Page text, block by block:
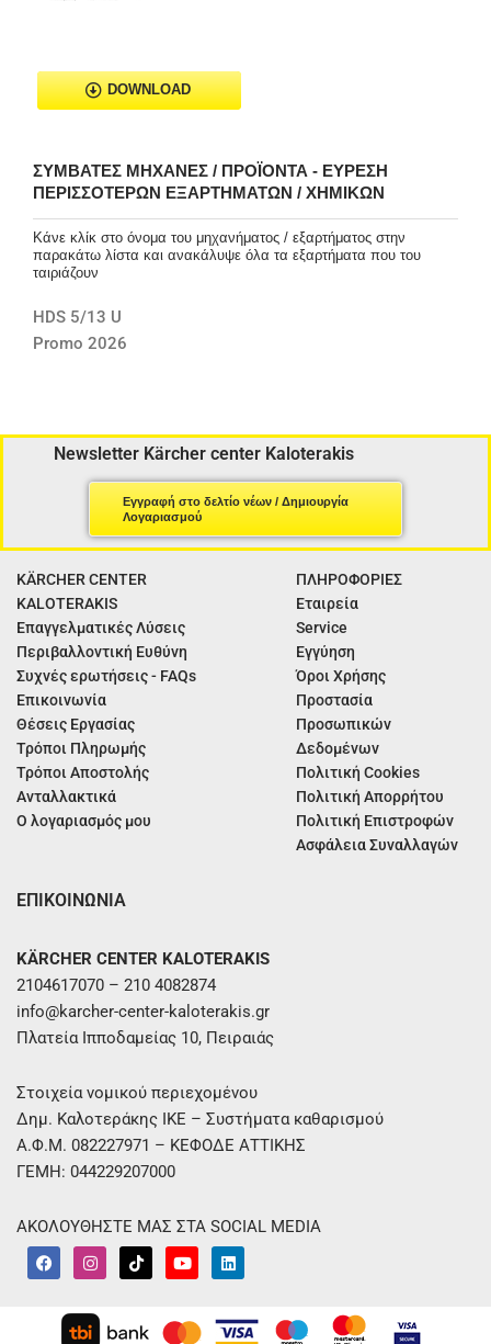
DOWNLOAD
ΣΥΜΒΑΤΈΣ ΜΗΧΑΝΈΣ / ΠΡΟΪΌΝΤΑ - ΕΎΡΕΣΗ
ΠΕΡΙΣΣΌΤΕΡΩΝ ΕΞΑΡΤΗΜΆΤΩΝ / ΧΗΜΙΚΏΝ
Κάνε κλίκ στο όνομα του μηχανήματος / εξαρτήματος στην
παρακάτω λίστα και ανακάλυψε όλα τα εξαρτήματα που του
ταιριάζουν
HDS 5/13 U
Promo 2026
Newsletter Kärcher center Kaloterakis
Εγγραφή στο δελτίο νέων / Δημιουργία
Λογαριασμού
KÄRCHER CENTER
KALOTERAKIS
Επαγγελματικές Λύσεις
Περιβαλλοντική Ευθύνη
Συχνές ερωτήσεις - FAQs
Επικοινωνία
Θέσεις Εργασίας
Τρόποι Πληρωμής
Τρόποι Αποστολής
Ανταλλακτικά
Ο λογαριασμός μου
ΠΛΗΡΟΦΟΡΙΕΣ
Εταιρεία
Service
Εγγύηση
Όροι Χρήσης
Προστασία
Προσωπικών
Δεδομένων
Πολιτική Cookies
Πολιτική Απορρήτου
Πολιτική Επιστροφών
Ασφάλεια Συναλλαγών
ΕΠΙΚΟΙΝΩΝΙΑ
KÄRCHER CENTER KALOTERAKIS
2104617070 – 210 4082874
info@karcher-center-kaloterakis.gr
Πλατεία Ιπποδαμείας 10, Πειραιάς
Στοιχεία νομικού περιεχομένου
Δημ. Καλοτεράκης ΙΚΕ – Συστήματα καθαρισμού
Α.Φ.Μ. 082227971 – ΚΕΦΟΔΕ ΑΤΤΙΚΗΣ
ΓΕΜΗ: 044229207000
ΑΚΟΛΟΥΘΗΣΤΕ ΜΑΣ ΣΤΑ SOCIAL MEDIA
F
a
I
n
a
g
T
i
k
Y
o
u
b
L
i
e
d